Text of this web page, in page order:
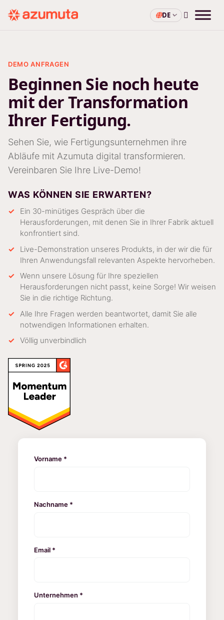
DE
DEMO ANFRAGEN
Beginnen Sie noch heute
mit der Transformation
Ihrer Fertigung.
Sehen Sie, wie Fertigungsunternehmen ihre
Abläufe mit Azumuta digital transformieren.
Vereinbaren Sie Ihre Live-Demo!
WAS KÖNNEN SIE ERWARTEN?
Ein 30-minütiges Gespräch über die
Herausforderungen, mit denen Sie in Ihrer Fabrik aktuell
konfrontiert sind.
Live-Demonstration unseres Produkts, in der wir die für
Ihren Anwendungsfall relevanten Aspekte hervorheben.
Wenn unsere Lösung für Ihre speziellen
Herausforderungen nicht passt, keine Sorge! Wir weisen
Sie in die richtige Richtung.
Alle Ihre Fragen werden beantwortet, damit Sie alle
notwendigen Informationen erhalten.
Völlig unverbindlich
Vorname *
Nachname *
Email *
Unternehmen *